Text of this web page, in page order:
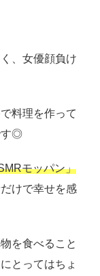
、女優顔負け
料理を作って
す◎
モッパン」
けで幸せを感
を食べること
とってはちょ